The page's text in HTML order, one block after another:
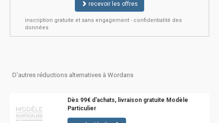
recevoir les offres
inscription gratuite et sans engagement - confidentialité des
données
D'autres réductions alternatives à Wordans
Dès 99€ d'achats, livraison gratuite Modèle
Particulier